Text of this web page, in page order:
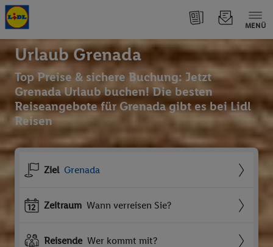
MENÜ
Urlaub Grenada
Top Preise & sichere Buchung: Jetzt
Grenada Urlaub buchen! Die besten
Reiseangebote für Grenada gibt es bei Lidl
Reisen
Ziel Grenada
Zeitraum Wann verreisen Sie?
Reisende Wer kommt mit?